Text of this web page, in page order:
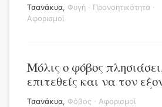
Τσανάκυα, Φυγή · Προνοητικότητα ·
Αφορισμοί
Μόλις ο φόβος
επιτεθείς και να τον
Τσανάκυα, Φόβος · Αφορισμοί